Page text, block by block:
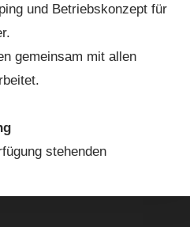
und Betriebskonzept für
gemeinsam mit allen
stehenden